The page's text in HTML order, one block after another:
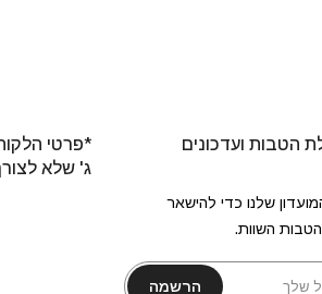
הטבות ועדכונים
שלנו כדי להישאר
השוות.
הרשמה
*פרטי
ג' שלא